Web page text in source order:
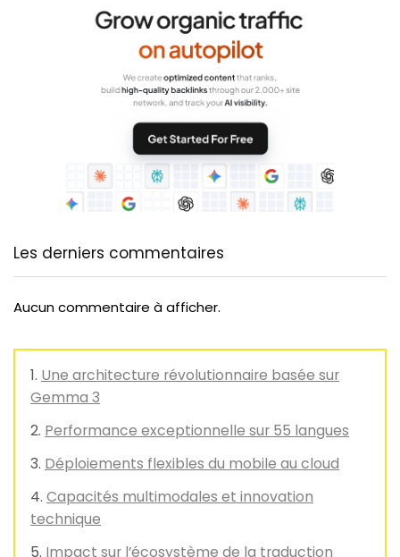
Les derniers commentaires
Aucun commentaire à afficher.
Une architecture révolutionnaire basée sur
Gemma 3
Performance exceptionnelle sur 55 langues
Déploiements flexibles du mobile au cloud
Capacités multimodales et innovation
technique
Impact sur l’écosystème de la traduction